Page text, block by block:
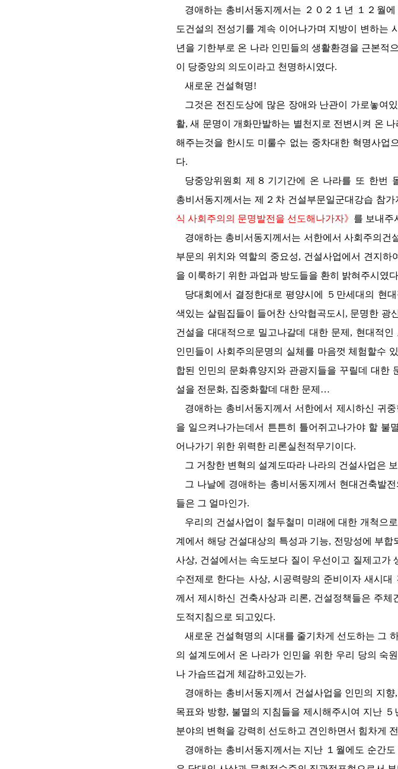
경애하는 총비서동지께서는 ２０２１년 １２월
도건설의 전성기를 계속 이어나가며 지방이 변하는
년을 기한부로 온 나라 인민들의 생활환경을 근본적
이 당중앙의 의도이라고 천명하시였다.
새로운 건설혁명!
그것은 전진도상에 많은 장애와 난관이 가로놓여
활, 새 문명이 개화만발하는 별천지로 전변시켜 온
해주는것을 한시도 미룰수 없는 중차대한 혁명사업
다.
당중앙위원회 제８기기간에 온 나라를 또 한번
총비서동지께서는 제２차 건설부문일군대강습 참
식 사회주의의 문명발전을 선도해나가자》 를 보내주
경애하는 총비서동지께서는 서한에서 사회주의건
부문의 위치와 역할의 중요성, 건설사업에서 견지
을 이룩하기 위한 과업과 방도들을 환히 밝혀주시였
당대회에서 결정한대로 평양시에 ５만세대의 현
색있는 살림집들이 들어찬 산악협곡도시, 문명한 광
건설을 대대적으로 밀고나갈데 대한 문제, 현대적
인민들이 사회주의문명의 실체를 마음껏 체험할수
합된 인민의 문화휴양지와 관광지들을 꾸릴데 대한
설을 전문화, 집중화할데 대한 문제…
경애하는 총비서동지께서 서한에서 제시하신 귀
을 일으켜나가는데서 튼튼히 틀어쥐고나가야 할 불
어나가기 위한 위력한 리론실천적무기이다.
그 거창한 변혁의 설계도따라 나라의 건설사업은
그 나날에 경애하는 총비서동지께서 현대건축발
들은 그 얼마인가.
우리의 건설사업이 철두철미 미래에 대한 개척으
계에서 해당 건설대상의 특성과 기능, 전망성에 부
사상, 건설에서는 속도보다 질이 우선이고 질제고가
수전제로 한다는 사상, 시공력량의 준비이자 새시
께서 제시하신 건축사상과 리론, 건설정책들은 주
도적지침으로 되고있다.
새로운 건설혁명의 시대를 줄기차게 선도하는 그
의 설계도에서 온 나라가 인민을 위한 우리 당의 숙
나 가슴뜨겁게 체감하고있는가.
경애하는 총비서동지께서 건설사업을 인민의 지
목표와 방향, 불멸의 지침들을 제시해주시여 지난
분야의 변혁을 강력히 선도하고 견인하면서 힘차게
경애하는 총비서동지께서는 지난 １월에도 순간